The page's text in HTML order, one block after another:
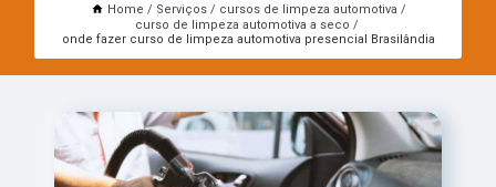
Home Serviços
cursos de limpeza automotiva
curso de limpeza automotiva a seco
onde fazer curso de limpeza automotiva presencial Brasilândia